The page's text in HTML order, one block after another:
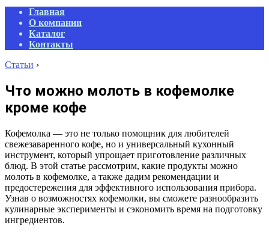
Primary
Navigation
Menu
Главная
О компании
Каталог
Контакты
Статьи ›
Что можно молоть в кофемолке
кроме кофе
Кофемолка — это не только помощник для любителей
свежезаваренного кофе, но и универсальный кухонный
инструмент, который упрощает приготовление различных
блюд. В этой статье рассмотрим, какие продукты можно
молоть в кофемолке, а также дадим рекомендации и
предостережения для эффективного использования прибора.
Узнав о возможностях кофемолки, вы сможете разнообразить
кулинарные эксперименты и сэкономить время на подготовку
ингредиентов.